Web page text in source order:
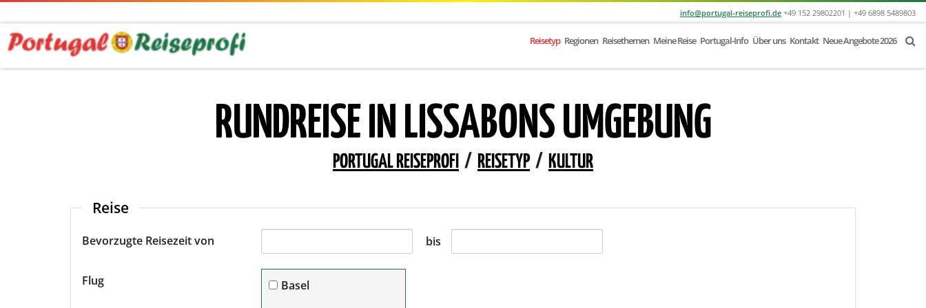
info@portugal-reiseprofi.de +49 152 29802201 | +49 6898 5489803
Reisetyp Regionen Reisethemen Meine Reise Portugal-Info Über uns Kontakt Neue Angebote 2026
RUNDREISE IN LISSABONS UMGEBUNG
PORTUGAL REISEPROFI / REISETYP/ KULTUR
Reise
Bevorzugte Reisezeit von bis
Flug Basel